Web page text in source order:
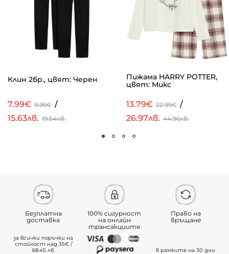
Клин 2бр., цвят: Черен
7.99€ 9.99€ /
15.63лв. 19.54лв.
Пижама HARRY POTTER,
цвят: Микс
13.79€ 22.99€ /
26.97лв. 44.96лв.
Безплатна
доставка
за всички поръчки на
стойност над 35€ /
68.45 лв.
100% сигурност
на онлайн
трансакциите
Право на
връщане
в рамките на 30 дни